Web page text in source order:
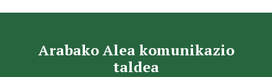
Arabako Alea komunikazio
taldea